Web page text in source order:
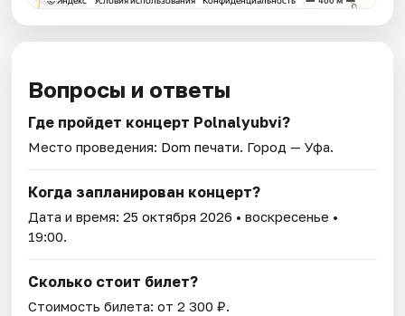
Вопросы и ответы
Где пройдет концерт Polnalyubvi?
Место проведения: Dom печати. Город — Уфа.
Когда запланирован концерт?
Дата и время:25 октября 2026 • воскресенье •
19:00.
Сколько стоит билет?
Стоимость билета: от 2 300 ₽.